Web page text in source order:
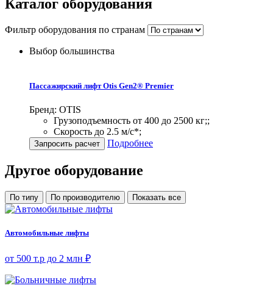
Каталог оборудования
Фильтр оборудования по странам
Выбор большинства
Пассажирский лифт Otis Gen2® Premier
Бренд: OTIS
Грузоподъемность от 400 до 2500 кг;;
Скорость до 2.5 м/с*;
Запросить расчет Подробнее
Другое оборудование
По типу По производителю Показать все
Автомобильные лифты
от 500 т.р до 2 млн ₽